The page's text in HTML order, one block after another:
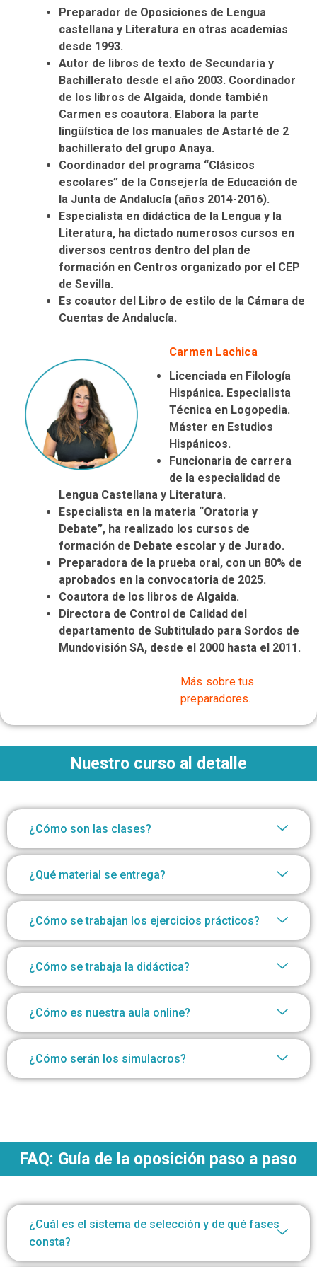
Preparador de Oposiciones de Lengua
castellana y Literatura en otras academias
desde 1993.
Autor de libros de texto de Secundaria y
Bachillerato desde el año 2003. Coordinador
de los libros de Algaida, donde también
Carmen es coautora. Elabora la parte
lingüística de los manuales de Astarté de 2
bachillerato del grupo Anaya.
Coordinador del programa “Clásicos
escolares” de la Consejería de Educación de
la Junta de Andalucía (años 2014-2016).
Especialista en didáctica de la Lengua y la
Literatura, ha dictado numerosos cursos en
diversos centros dentro del plan de
formación en Centros organizado por el CEP
de Sevilla.
Es coautor del Libro de estilo de la Cámara de
Cuentas de Andalucía.
Carmen Lachica
Licenciada en Filología
Hispánica. Especialista
Técnica en Logopedia.
Máster en Estudios
Hispánicos.
Funcionaria de carrera
de la especialidad de
Lengua Castellana y Literatura.
Especialista en la materia “Oratoria y
Debate”, ha realizado los cursos de
formación de Debate escolar y de Jurado.
Preparadora de la prueba oral, con un 80% de
aprobados en la convocatoria de 2025.
Coautora de los libros de Algaida.
Directora de Control de Calidad del
departamento de Subtitulado para Sordos de
Mundovisión SA, desde el 2000 hasta el 2011.
Más sobre tus
preparadores.
Nuestro curso al detalle
¿Cómo son las clases?
¿Qué material se entrega?
¿Cómo se trabajan los ejercicios prácticos?
¿Cómo se trabaja la didáctica?
¿Cómo es nuestra aula online?
¿Cómo serán los simulacros?
FAQ: Guía de la oposición paso a paso
¿Cuál es el sistema de selección y de qué fases
consta?